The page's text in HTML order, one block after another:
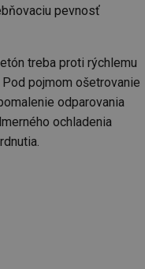
pevnosť
treba proti rýchlemu
pojmom ošetrovanie
odparovania
ochladenia